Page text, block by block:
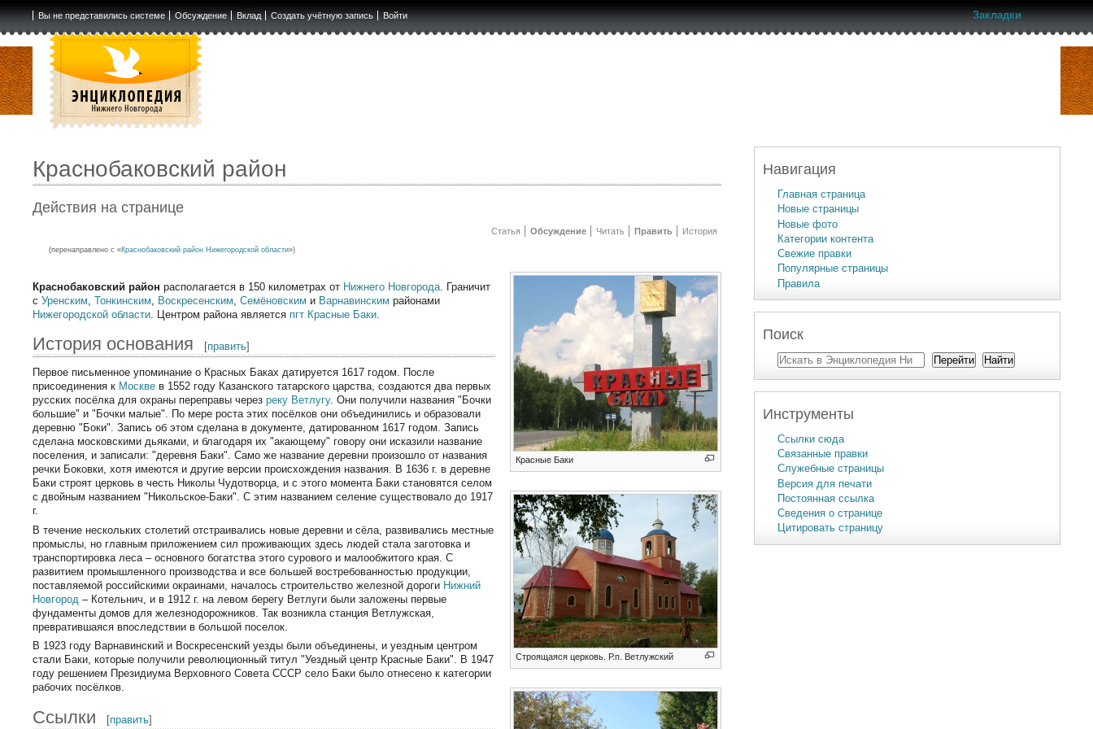
Вы не представились системе Обсуждение Вклад Создать учётную запись Войти Закладки
Краснобаковский район
Действия на странице
Статья Обсуждение Читать Править История
(перенаправлено с «Краснобаковский район Нижегородской области»)
Красные Баки
Строящаяся церковь. Р.п. Ветлужский
Краснобаковский район располагается в 150 километрах от Нижнего Новгорода. Граничит
сУренским,Тонкинским, Воскресенским,Семёновским и Варнавинским районами
Нижегородской области. Центром района является пгт Красные Баки.
История основания [править]
Первое письменное упоминание о Красных Баках датируется 1617 годом. После
присоединения к Москве в 1552 году Казанского татарского царства, создаются два первых
русских посёлка для охраны переправы черезреку Ветлугу. Они получили названия "Бочки
большие" и "Бочки малые". По мере роста этих посёлков они объединились и образовали
деревню "Боки". Запись об этом сделана в документе, датированном 1617 годом. Запись
сделана московскими дьяками, и благодаря их "акающему" говору они исказили название
поселения, и записали: "деревня Баки". Само же название деревни произошло от названия
речки Боковки, хотя имеются и другие версии происхождения названия. В 1636 г. в деревне
Баки строят церковь в честь Николы Чудотворца, и с этого момента Баки становятся селом
с двойным названием "Никольское-Баки". С этим названием селение существовало до 1917
г.
В течение нескольких столетий отстраивались новые деревни и сёла, развивались местные
промыслы, но главным приложением сил проживающих здесь людей стала заготовка и
транспортировка леса – основного богатства этого сурового и малообжитого края. С
развитием промышленного производства и все большей востребованностью продукции,
поставляемой российскими окраинами, началось строительство железной дороги Нижний
Новгород – Котельнич, и в 1912 г. на левом берегу Ветлуги были заложены первые
фундаменты домов для железнодорожников. Так возникла станция Ветлужская,
превратившаяся впоследствии в большой поселок.
В 1923 году Варнавинский и Воскресенский уезды были объединены, и уездным центром
стали Баки, которые получили революционный титул "Уездный центр Красные Баки". В 1947
году решением Президиума Верховного Совета СССР село Баки было отнесено к категории
рабочих посёлков.
Ссылки [править]
Навигация
Главная страница
Новые страницы
Новые фото
Категории контента
Свежие правки
Популярные страницы
Правила
Поиск
Инструменты
Ссылки сюда
Связанные правки
Служебные страницы
Версия для печати
Постоянная ссылка
Сведения о странице
Цитировать страницу